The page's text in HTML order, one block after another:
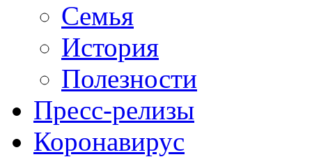
Семья
История
Полезности
Пресс-релизы
Коронавирус